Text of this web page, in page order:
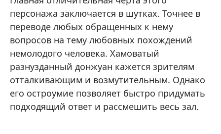
персонажа заключается в шутках. Точнее в
переводе любых обращенных к нему
вопросов на тему любовных похождений
немолодого человека. Хамоватый
разнузданный донжуан кажется зрителям
отталкивающим и возмутительным. Однако
его остроумие позволяет быстро придумать
подходящий ответ и рассмешить весь зал.